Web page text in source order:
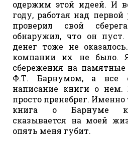
одержим этой идеей. И
году, работая над
проверил свой
обнаружил, что он
денег тоже не
компании их не было.
сбережения на
Ф.Т. Барнумом, а все
написание книги о
просто пренебрег. Именно
книга о Барнуме
сказывается на моей
опять меня губит.